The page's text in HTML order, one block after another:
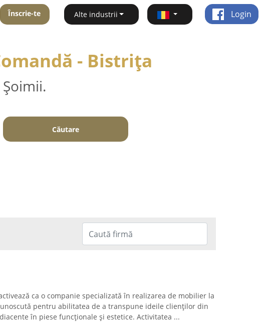
Înscrie-te Alte industrii Login
- Bistriţa
Căutare
ca o companie specializată în realizarea de mobilier la
pentru abilitatea de a transpune ideile clienților din
în piese funcționale și estetice. Activitatea ...